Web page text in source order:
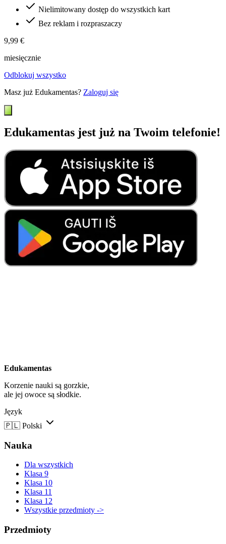
Nielimitowany dostęp do wszystkich kart
Bez reklam i rozpraszaczy
9,99 €
miesięcznie
Odblokuj wszystko
Masz już Edukamentas? Zaloguj się
Edukamentas jest już na Twoim telefonie!
Edukamentas
Korzenie nauki są gorzkie,
ale jej owoce są słodkie.
Język
🇵🇱 Polski
Nauka
Dla wszystkich
Klasa 9
Klasa 10
Klasa 11
Klasa 12
Wszystkie przedmioty ->
Przedmioty